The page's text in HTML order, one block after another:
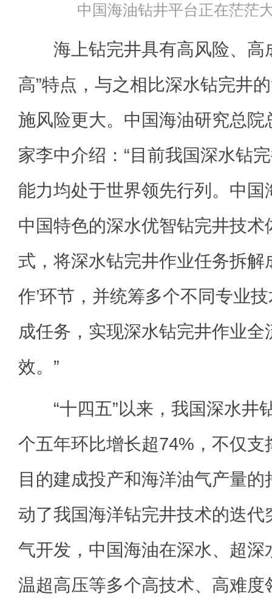
中国海油钻井平台正在茫茫
海上钻完井具有高风险、高
高”特点，与之相比深水钻完井
施风险更大。中国海油研究总院
家李中介绍：“目前我国深水钻
能力均处于世界领先行列。中国
中国特色的深水优智钻完井技术
式，将深水钻完井作业任务拆解
作’环节，并统筹多个不同专业
成任务，实现深水钻完井作业
效。”
“十四五”以来，我国深水井
个五年环比增长超74%，不仅支
目的建成投产和海洋油气产量
动了我国海洋钻完井技术的迭代
气开发，中国海油在深水、超深
温超高压等多个高技术、高难度